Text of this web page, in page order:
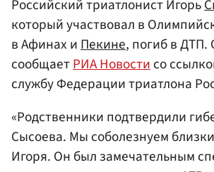
Российский триатлонист Игорь
который участвовал в
в Афинах иПекине, погиб в ДТП.
сообщаетРИА Новостисо
службу Федерации триатлона
«Родственники подтвердили
Сысоева. Мы соболезнуем
Игоря. Он был замечательным